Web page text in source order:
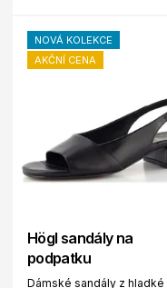
NOVÁ KOLEKCE
AKČNÍ CENA
Högl sandály na
podpatku
Dámské sandály z hladké